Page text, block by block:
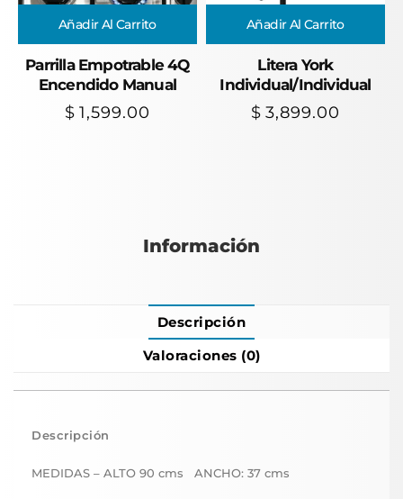
Añadir Al Carrito
Parrilla Empotrable 4Q
Encendido Manual
$ 1,599.00
Añadir Al Carrito
Litera York
Individual/Individual
$ 3,899.00
Información
Descripción
Valoraciones (0)
Descripción
MEDIDAS – ALTO 90 cms ANCHO: 37 cms